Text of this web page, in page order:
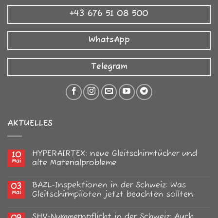
+43 676 51 08 500
WhatsApp
Telegram
AKTUELLES
10
Mai
HYPERAIRTEX: neue Gleitschirmtücher und
alte Materialprobleme
zu
HYPERAIRTEX:
neue
03
Mai
BAZL-Inspektionen in der Schweiz: Was
Gleitschirmpiloten jetzt beachten sollten